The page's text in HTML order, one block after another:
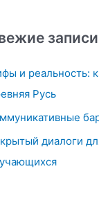
записи
и реальность:
Русь
диалоги